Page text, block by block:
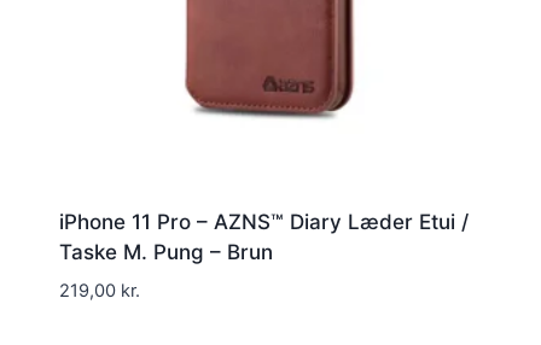
iPhone 11 Pro – AZNS™ Diary Læder Etui /
Taske M. Pung – Brun
219,00 kr.